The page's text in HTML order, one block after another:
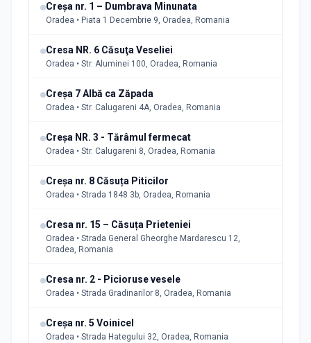
Creșa nr. 1 – Dumbrava Minunata
Oradea • Piata 1 Decembrie 9, Oradea, Romania
Cresa NR. 6 Căsuţa Veseliei
Oradea • Str. Aluminei 100, Oradea, Romania
Creșa 7 Albă ca Zăpada
Oradea • Str. Calugareni 4A, Oradea, Romania
Creşa NR. 3 - Tărâmul fermecat
Oradea • Str. Calugareni 8, Oradea, Romania
Creșa nr. 8 Căsuța Piticilor
Oradea • Strada 1848 3b, Oradea, Romania
Cresa nr. 15 – Căsuța Prieteniei
Oradea • Strada General Gheorghe Mardarescu 12,
Oradea, Romania
Cresa nr. 2 - Picioruse vesele
Oradea • Strada Gradinarilor 8, Oradea, Romania
Creșa nr. 5 Voinicel
Oradea • Strada Hategului 32, Oradea, Romania